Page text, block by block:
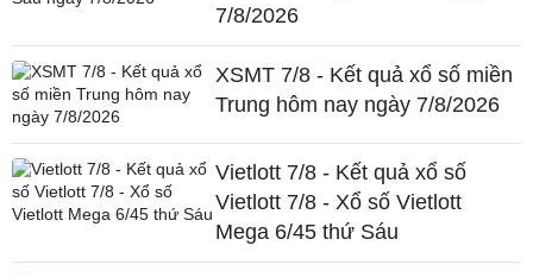
7/8/2026
XSMT 7/8 - Kết quả xổ số miền
Trung hôm nay ngày 7/8/2026
Vietlott 7/8 - Kết quả xổ số
Vietlott 7/8 - Xổ số Vietlott
Mega 6/45 thứ Sáu